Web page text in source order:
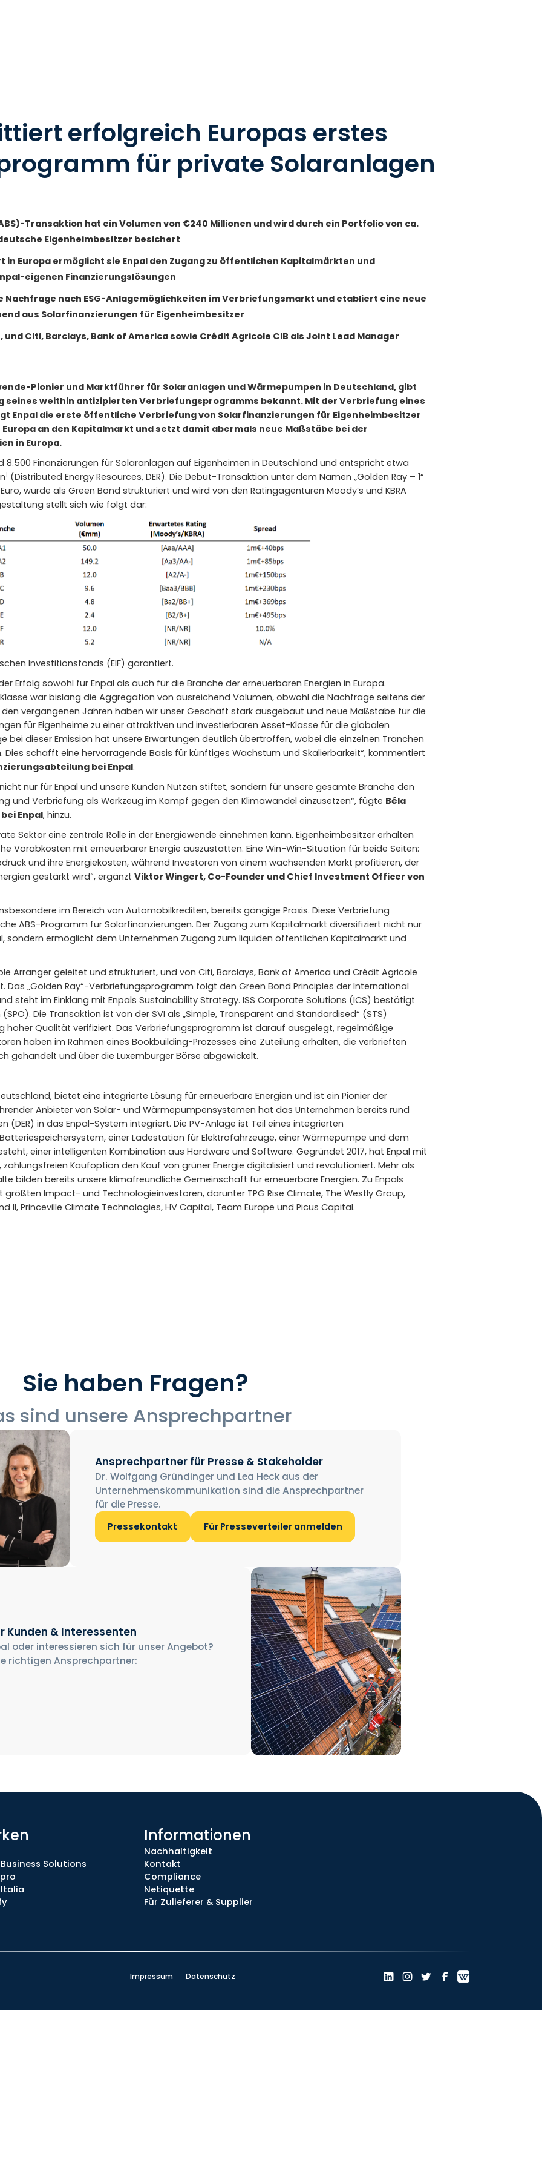
erfolgreich Europas erstes
für private Solaranlagen
Transaktion hat ein Volumen von €240 Millionen und wird durch ein Portfolio von ca.
Eigenheimbesitzer besichert
Europa ermöglicht sie Enpal den Zugang zu öffentlichen Kapitalmärkten und
eigenen Finanzierungslösungen
Nachfrage nach ESG-Anlagemöglichkeiten im Verbriefungsmarkt und etabliert eine neue
aus Solarfinanzierungen für Eigenheimbesitzer
Citi, Barclays, Bank of America sowie Crédit Agricole CIB als Joint Lead Manager
Pionier und Marktführer für Solaranlagen und Wärmepumpen in Deutschland, gibt
seines weithin antizipierten Verbriefungsprogramms bekannt. Mit der Verbriefung eines
Enpal die erste öffentliche Verbriefung von Solarfinanzierungen für Eigenheimbesitzer
an den Kapitalmarkt und setzt damit abermals neue Maßstäbe bei der
in Europa.
Finanzierungen für Solaranlagen auf Eigenheimen in Deutschland und entspricht etwa
1 (Distributed Energy Resources, DER). Die Debut-Transaktion unter dem Namen „Golden Ray – 1“
wurde als Green Bond strukturiert und wird von den Ratingagenturen Moody’s und KBRA
stellt sich wie folgt dar:
Investitionsfonds (EIF) garantiert.
Erfolg sowohl für Enpal als auch für die Branche der erneuerbaren Energien in Europa.
war bislang die Aggregation von ausreichend Volumen, obwohl die Nachfrage seitens der
vergangenen Jahren haben wir unser Geschäft stark ausgebaut und neue Maßstäbe für die
für Eigenheime zu einer attraktiven und investierbaren Asset-Klasse für die globalen
bei dieser Emission hat unsere Erwartungen deutlich übertroffen, wobei die einzelnen Tranchen
Dies schafft eine hervorragende Basis für künftiges Wachstum und Skalierbarkeit“, kommentiert
bei Enpal.
nur für Enpal und unsere Kunden Nutzen stiftet, sondern für unsere gesamte Branche den
und Verbriefung als Werkzeug im Kampf gegen den Klimawandel einzusetzen“, fügte Béla
Enpal, hinzu.
Sektor eine zentrale Rolle in der Energiewende einnehmen kann. Eigenheimbesitzer erhalten
Vorabkosten mit erneuerbarer Energie auszustatten. Eine Win-Win-Situation für beide Seiten:
und ihre Energiekosten, während Investoren von einem wachsenden Markt profitieren, der
gestärkt wird“, ergänzt Viktor Wingert, Co-Founder und Chief Investment Officer von
im Bereich von Automobilkrediten, bereits gängige Praxis. Diese Verbriefung
ABS-Programm für Solarfinanzierungen. Der Zugang zum Kapitalmarkt diversifiziert nicht nur
sondern ermöglicht dem Unternehmen Zugang zum liquiden öffentlichen Kapitalmarkt und
Arranger geleitet und strukturiert, und von Citi, Barclays, Bank of America und Crédit Agricole
Das „Golden Ray“-Verbriefungsprogramm folgt den Green Bond Principles der International
steht im Einklang mit Enpals Sustainability Strategy. ISS Corporate Solutions (ICS) bestätigt
Die Transaktion ist von der SVI als „Simple, Transparent and Standardised“ (STS)
Qualität verifiziert. Das Verbriefungsprogramm ist darauf ausgelegt, regelmäßige
haben im Rahmen eines Bookbuilding-Prozesses eine Zuteilung erhalten, die verbrieften
gehandelt und über die Luxemburger Börse abgewickelt.
bietet eine integrierte Lösung für erneuerbare Energien und ist ein Pionier der
Anbieter von Solar- und Wärmepumpensystemen hat das Unternehmen bereits rund
(DER) in das Enpal-System integriert. Die PV-Anlage ist Teil eines integrierten
einer Ladestation für Elektrofahrzeuge, einer Wärmepumpe und dem
einer intelligenten Kombination aus Hardware und Software. Gegründet 2017, hat Enpal mit
Kaufoption den Kauf von grüner Energie digitalisiert und revolutioniert. Mehr als
bilden bereits unsere klimafreundliche Gemeinschaft für erneuerbare Energien. Zu Enpals
Impact- und Technologieinvestoren, darunter TPG Rise Climate, The Westly Group,
II, Princeville Climate Technologies, HV Capital, Team Europe und Picus Capital.
Sie haben Fragen?
sind unsere Ansprechpartner
Ansprechpartner für Presse & Stakeholder
Dr. Wolfgang Gründinger und Lea Heck aus der
Unternehmenskommunikation sind die Ansprechpartner
für die Presse.
Pressekontakt Für Presseverteiler anmelden
Kunden & Interessenten
oder interessieren sich für unser Angebot?
richtigen Ansprechpartner:
Solutions
Informationen
Nachhaltigkeit
Kontakt
Compliance
Netiquette
Für Zulieferer & Supplier
Impressum Datenschutz